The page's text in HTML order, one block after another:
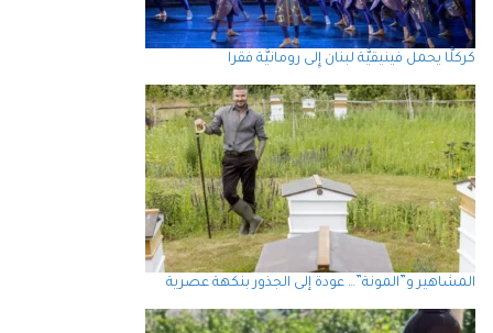
كركلَّا يحمل فينيقيَّة لبنان إِلى رومانيَّة فقرا
المشاهير و”المونة”… عودة إلى الجذور بنكهة عصرية